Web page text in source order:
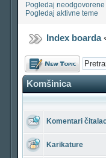
Pogledaj neodgovorene
Pogledaj aktivne teme
Index boarda‹
Počni novu temu
Komšinica
Komentari
Karikature